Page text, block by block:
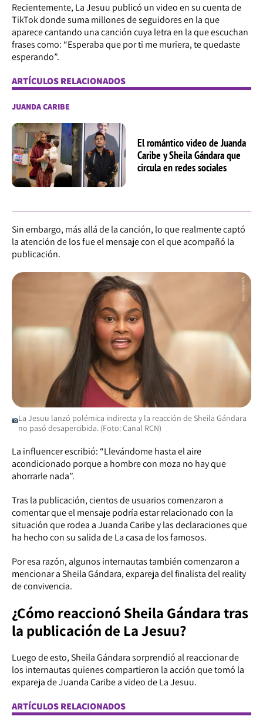
Recientemente, La Jesuu publicó un video en su cuenta de
TikTok donde suma millones de seguidores en la que
aparece cantando una canción cuya letra en la que escuchan
frases como: “Esperaba que por ti me muriera, te quedaste
esperando”.
ARTÍCULOS RELACIONADOS
JUANDA CARIBE
El romántico video de Juanda
Caribe y Sheila Gándara que
circula en redes sociales
Sin embargo, más allá de la canción, lo que realmente captó
la atención de los fue el mensaje con el que acompañó la
publicación.
La Jesuu lanzó polémica indirecta y la reacción de Sheila Gándara
no pasó desapercibida. (Foto: Canal RCN)
La influencer escribió: “Llevándome hasta el aire
acondicionado porque a hombre con moza no hay que
ahorrarle nada”.
Tras la publicación, cientos de usuarios comenzaron a
comentar que el mensaje podría estar relacionado con la
situación que rodea a Juanda Caribe y las declaraciones que
ha hecho con su salida de La casa de los famosos.
Por esa razón, algunos internautas también comenzaron a
mencionar a Sheila Gándara, expareja del finalista del reality
de convivencia.
¿Cómo reaccionó Sheila Gándara tras
la publicación de La Jesuu?
Luego de esto, Sheila Gándara sorprendió al reaccionar de
los internautas quienes compartieron la acción que tomó la
expareja de Juanda Caribe a video de La Jesuu.
ARTÍCULOS RELACIONADOS